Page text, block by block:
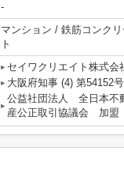
-
マンション / 鉄筋コンクリ
ト
セイワクリエイト株式会
大阪府知事 (4) 第54152号
公益社団法人 全日本
産公正取引協議会 加盟